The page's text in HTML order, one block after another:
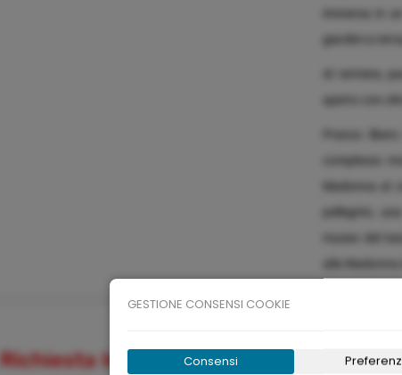
GESTIONE CONSENSI COOKIE
Consensi
immersa in
giardini a
Al termine,
aperto con
Pranzo
complesso
Madonna al
pellegrini,
museo del
alla Madonna
Richiesta Informazioni